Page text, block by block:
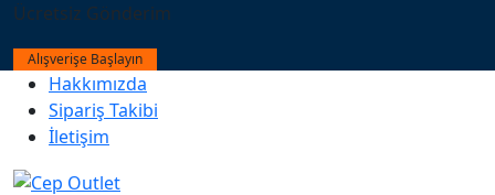
Ücretsiz Gönderim
Alışverişe Başlayın
Hakkımızda
Sipariş Takibi
İletişim